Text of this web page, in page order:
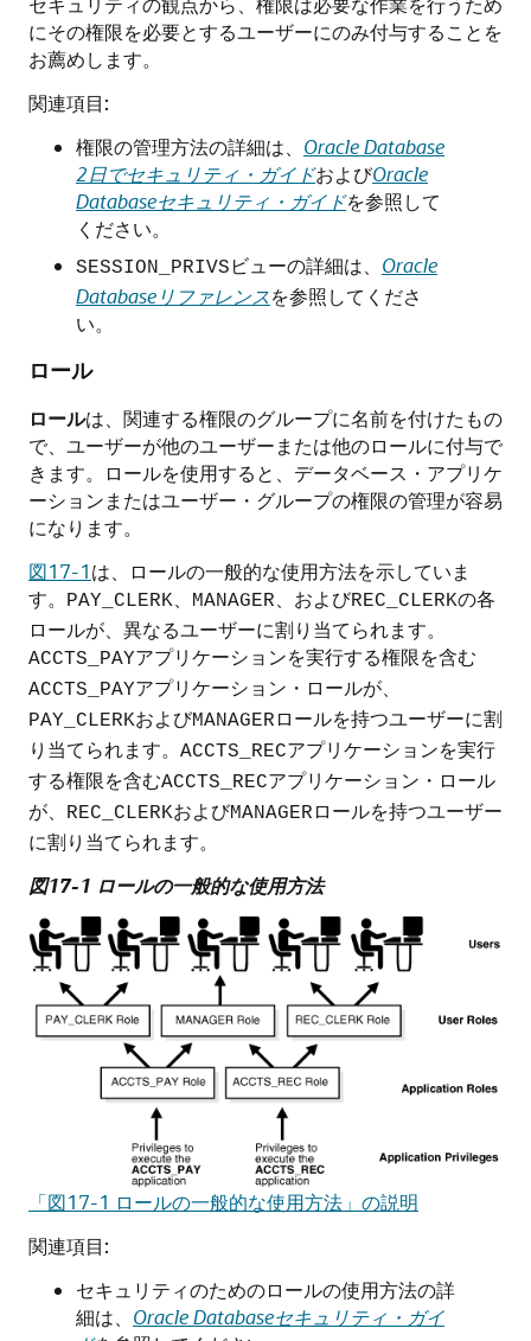
にその権限を必要とするユーザーにのみ付与することを
お薦めします。
関連項目:
権限の管理方法の詳細は、 Oracle Database
2日でセキュリティ・ガイドおよびOracle
Databaseセキュリティ・ガイドを参照して
ください。
SESSION_PRIVS ビューの詳細は、 Oracle
Databaseリファレンスを参照してくださ
い。
ロール
ロールは、関連する権限のグループに名前を付けたもの
で、ユーザーが他のユーザーまたは他のロールに付与で
きます。ロールを使用すると、データベース・アプリケ
ーションまたはユーザー・グループの権限の管理が容易
になります。
図17-1は、ロールの一般的な使用方法を示していま
す。
PAY_CLERK MANAGER 、およびREC_CLERKの各
ロールが、異なるユーザーに割り当てられます。
ACCTS_PAYアプリケーションを実行する権限を含む
ACCTS_PAYアプリケーション・ロールが、
PAY_CLERKおよびMANAGER ロールを持つユーザーに割
り当てられます。 ACCTS_RECアプリケーションを実行
する権限を含むACCTS_RECアプリケーション・ロール
が、
REC_CLERKおよびMANAGER ロールを持つユーザー
に割り当てられます。
図17-1 ロールの一般的な使用方法
「図17-1 ロールの一般的な使用方法」の説明
関連項目:
セキュリティのためのロールの使用方法の詳
細は、 Oracle Databaseセキュリティ・ガイ